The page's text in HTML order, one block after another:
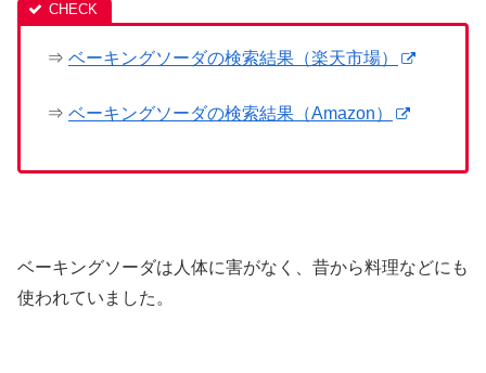
⇒ ベーキングソーダの検索結果（楽天市場）
⇒ ベーキングソーダの検索結果（Amazon）
ベーキングソーダは人体に害がなく、昔から料理などにも
使われていました。